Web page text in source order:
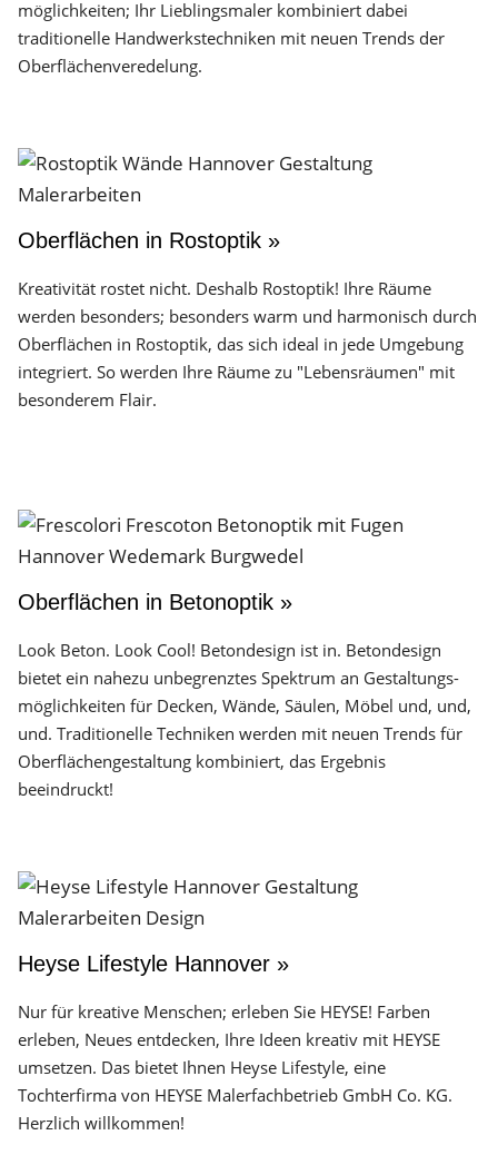
möglichkeiten; Ihr Lieblingsmaler kombiniert dabei
traditionelle Handwerks­techniken mit neuen Trends der
Oberflächen­veredelung.
Oberflächen in Rostoptik »
Kreativität rostet nicht. Deshalb Rostoptik! Ihre Räume
werden besonders; besonders warm und harmonisch durch
Oberflächen in Rostoptik, das sich ideal in jede Umgebung
integriert. So werden Ihre Räume zu "Lebensräumen" mit
besonderem Flair.
Oberflächen in Betonoptik »
Look Beton. Look Cool! Betondesign ist in. Betondesign
bietet ein nahezu unbegrenztes Spektrum an Gestaltungs­
möglichkeiten für Decken, Wände, Säulen, Möbel und, und,
und. Traditionelle Techniken werden mit neuen Trends für
Oberflächen­gestaltung kombiniert, das Ergebnis
beeindruckt!
Heyse Lifestyle Hannover »
Nur für kreative Menschen; erleben Sie HEYSE! Farben
erleben, Neues entdecken, Ihre Ideen kreativ mit HEYSE
umsetzen. Das bietet Ihnen Heyse Lifestyle, eine
Tochterfirma von HEYSE Malerfachbetrieb GmbH Co. KG.
Herzlich willkommen!